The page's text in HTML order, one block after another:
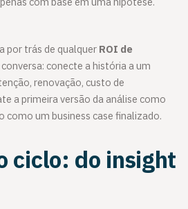
por trás de qualquerROI de
conversa: conecte a história a um
renovação, custo de
a primeira versão da análise como
como um business case finalizado.
ciclo: do insight